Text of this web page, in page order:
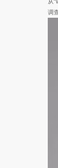
从
调